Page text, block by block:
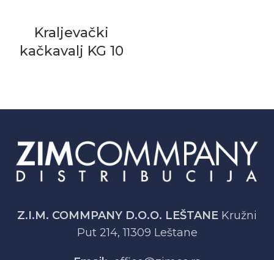
Kraljevački
kačkavalj KG 10
Z.I.M. COMMPANY D.O.O. LEŠTANE Kružni
Put 214, 11309 Leštane